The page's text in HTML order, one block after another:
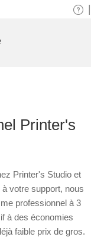
Printer's
Printer's Studio et
votre support, nous
professionnel à 3
à des économies
faible prix de gros.